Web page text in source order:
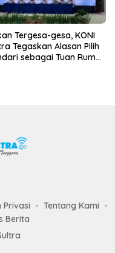
Tergesa-gesa, KONI
Tegaskan Alasan Pilih
sebagai Tuan Rumah
Privasi
Tentang Kami
Berita